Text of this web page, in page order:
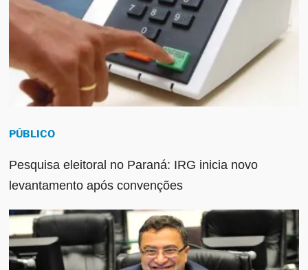
PÚBLICO
Pesquisa eleitoral no Paraná: IRG inicia novo
levantamento após convenções